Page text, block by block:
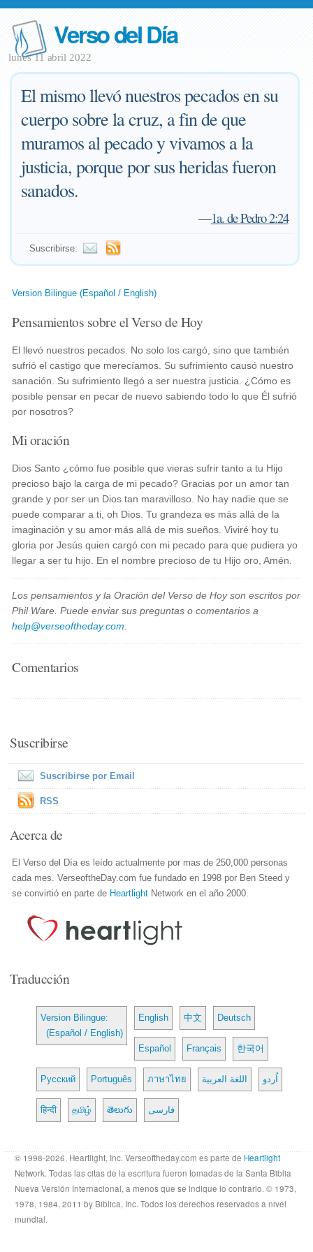
Verso del Día
lunes 11 abril 2022
El mismo llevó nuestros pecados en su
cuerpo sobre la cruz, a fin de que
muramos al pecado y vivamos a la
justicia, porque por sus heridas fueron
sanados.
—1a. de Pedro 2:24
Suscribirse:
Version Bilingue (Español / English)
Pensamientos sobre el Verso de Hoy
El llevó nuestros pecados. No solo los cargó, sino que también
sufrió el castigo que merecíamos. Su sufrimiento causó nuestro
sanación. Su sufrimiento llegó a ser nuestra justicia. ¿Cómo es
posible pensar en pecar de nuevo sabiendo todo lo que Él sufrió
por nosotros?
Mi oración
Dios Santo ¿cómo fue posible que vieras sufrir tanto a tu Hijo
precioso bajo la carga de mi pecado? Gracias por un amor tan
grande y por ser un Dios tan maravilloso. No hay nadie que se
puede comparar a ti, oh Dios. Tu grandeza es más allá de la
imaginación y su amor más allá de mis sueños. Viviré hoy tu
gloria por Jesús quien cargó con mi pecado para que pudiera yo
llegar a ser tu hijo. En el nombre precioso de tu Hijo oro, Amén.
Los pensamientos y la Oración del Verso de Hoy son escritos por
Phil Ware. Puede enviar sus preguntas o comentarios a
help@verseoftheday.com
Comentarios
Suscribirse
Suscribirse por Email
RSS
Acerca de
El Verso del Día es leído actualmente por mas de 250,000 personas
cada mes. VerseoftheDay.com fue fundado en 1998 por Ben Steed y
se convirtió en parte de Heartlight Network en el año 2000.
Traducción
Version Bilingue:
(Español / English)
English 中文 Deutsch
Español Français 한국어
Русский Português ภาษาไทย اللغة العربية اُردو
हिन्दी தமிழ் తెలుగు فارسی
© 1998-2026, Heartlight, Inc. Verseoftheday.com es parte de Heartlight
Network. Todas las citas de la escritura fueron tomadas de la Santa Biblia
Nueva Versión Internacional, a menos que se indique lo contrario. © 1973,
1978, 1984, 2011 by Biblica, Inc. Todos los derechos reservados a nivel
mundial.